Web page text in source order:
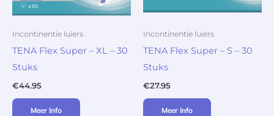
Incontinentie luiers
TENA Flex Super – XL – 30
Stuks
€44.95
Meer Info
Incontinentie luiers
TENA Flex Super – S – 30
Stuks
€27.95
Meer Info